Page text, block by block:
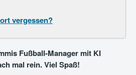
vergessen?
Fußball-Manager mit KI
mal rein. Viel Spaß!